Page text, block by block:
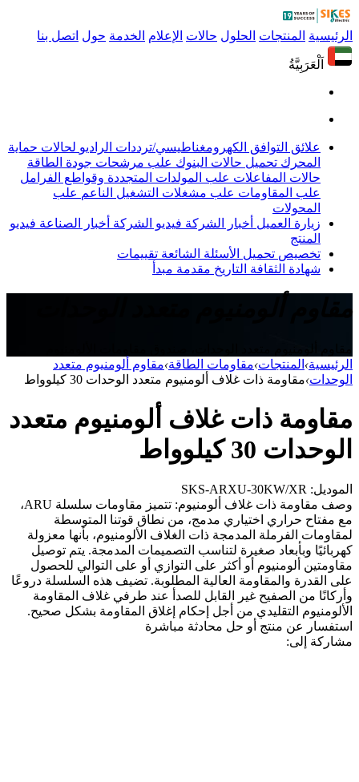
الرئيسية المنتجات الحلول حالات الإعلام الخدمة حول اتصل بنا
اَلْعَرَبِيَّةُ
علائق التوافق الكهرومغناطيسي/ترددات الراديو لحالات حماية
المحرك تحميل حالات البنوك علب مرشحات جودة الطاقة
حالات المفاعلات علب المولدات المتجددة وقواطع الفرامل
علب المقاومات علب مشغلات التشغيل الناعم علب
المحولات
زيارة العميل أخبار الشركة فيديو الشركة أخبار الصناعة فيديو
المنتج
تخصيص تحميل الأسئلة الشائعة تقييمات
شهادة الثقافة التاريخ مقدمة مبدأ
الرئيسية› المنتجات›مقاومات الطاقة›مقاوم ألومنيوم متعدد
الوحدات›مقاومة ذات غلاف ألومنيوم متعدد الوحدات 30 كيلوواط
مقاومة ذات غلاف ألومنيوم متعدد
الوحدات 30 كيلوواط
الموديل: SKS-ARXU-30KW/XR
وصف مقاومة ذات غلاف ألومنيوم: تتميز مقاومات سلسلة ARU،
مع مفتاح حراري اختياري مدمج، من نطاق قوتنا المتوسطة
لمقاومات الفرملة المدمجة ذات الغلاف الألومنيوم، بأنها معزولة
كهربائيًا وبأبعاد صغيرة لتناسب التصميمات المدمجة. يتم توصيل
مقاومتين ألومنيوم أو أكثر على التوازي أو على التوالي للحصول
على القدرة والمقاومة العالية المطلوبة. تضيف هذه السلسلة دروعًا
وأركانًا من الصفيح غير القابل للصدأ عند طرفي غلاف المقاومة
الألومنيوم التقليدي من أجل إحكام إغلاق المقاومة بشكل صحيح.
استفسار عن منتج أو حل محادثة مباشرة
مشاركة إلى: